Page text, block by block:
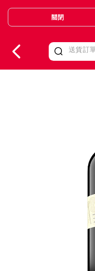
Valid Until 30
關閉